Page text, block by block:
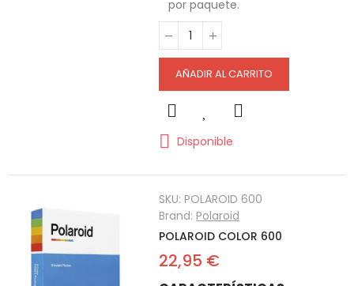
por paquete.
AÑADIR AL CARRITO
Disponible
SKU:POLAROID 600
Brand:Polaroid
POLAROID COLOR 600
22,95 €